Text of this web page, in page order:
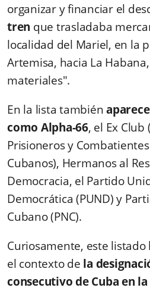
organizar y financiar el
tren que trasladaba
localidad del Mariel, en la
Artemisa, hacia La
materiales".
En la lista también
como Alpha-66, el Ex Club
Prisioneros y
Cubanos), Hermanos al
Democracia, el Partido
Democrática (PUND) y
Cubano (PNC).
Curiosamente, este
el contexto de la
consecutivo de Cuba en